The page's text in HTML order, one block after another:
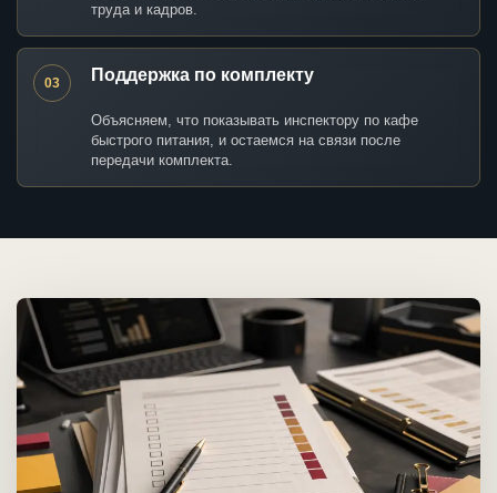
труда и кадров.
03 Поддержка по комплекту
Объясняем, что показывать инспектору по кафе
быстрого питания, и остаемся на связи после
передачи комплекта.